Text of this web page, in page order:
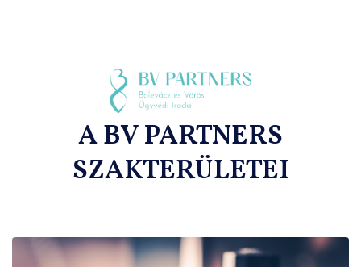
A BV PARTNERS
SZAKTERÜLETEI